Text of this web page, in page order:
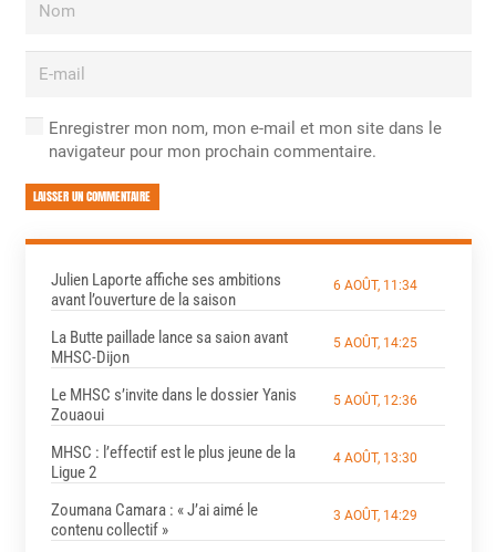
Enregistrer mon nom, mon e-mail et mon site dans le
navigateur pour mon prochain commentaire.
LAISSER UN COMMENTAIRE
Julien Laporte affiche ses ambitions
avant l’ouverture de la saison
6 AOÛT, 11:34
La Butte paillade lance sa saion avant
MHSC-Dijon
5 AOÛT, 14:25
Le MHSC s’invite dans le dossier Yanis
Zouaoui
5 AOÛT, 12:36
MHSC : l’effectif est le plus jeune de la
Ligue 2
4 AOÛT, 13:30
Zoumana Camara : « J’ai aimé le
contenu collectif »
3 AOÛT, 14:29